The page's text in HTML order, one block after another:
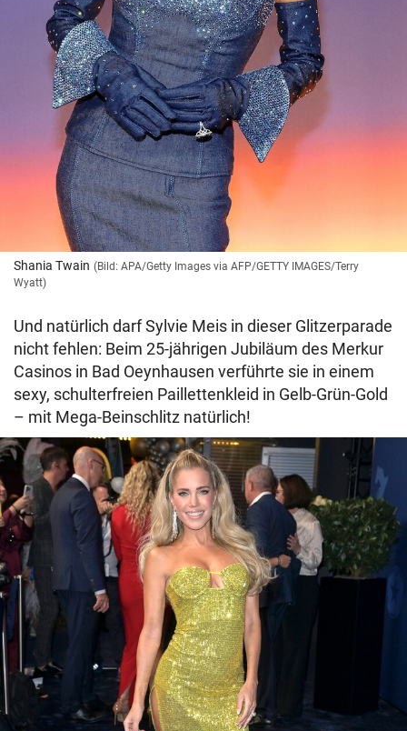
Shania Twain (Bild: APA/Getty Images via AFP/GETTY IMAGES/Terry
Wyatt)
Und natürlich darf Sylvie Meis in dieser Glitzerparade
nicht fehlen: Beim 25-jährigen Jubiläum des Merkur
Casinos in Bad Oeynhausen verführte sie in einem
sexy, schulterfreien Paillettenkleid in Gelb-Grün-Gold
– mit Mega-Beinschlitz natürlich!